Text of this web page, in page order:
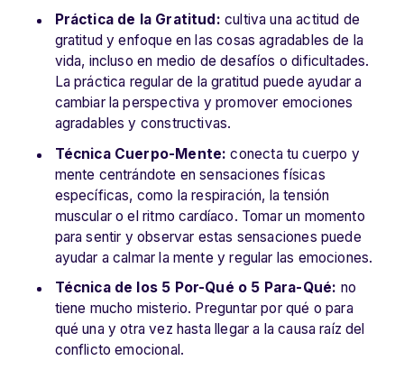
Práctica de la Gratitud: cultiva una actitud de
gratitud y enfoque en las cosas agradables de la
vida, incluso en medio de desafíos o dificultades.
La práctica regular de la gratitud puede ayudar a
cambiar la perspectiva y promover emociones
agradables y constructivas.
Técnica Cuerpo-Mente: conecta tu cuerpo y
mente centrándote en sensaciones físicas
específicas, como la respiración, la tensión
muscular o el ritmo cardíaco. Tomar un momento
para sentir y observar estas sensaciones puede
ayudar a calmar la mente y regular las emociones.
Técnica de los 5 Por-Qué o 5 Para-Qué: no
tiene mucho misterio. Preguntar por qué o para
qué una y otra vez hasta llegar a la causa raíz del
conflicto emocional.